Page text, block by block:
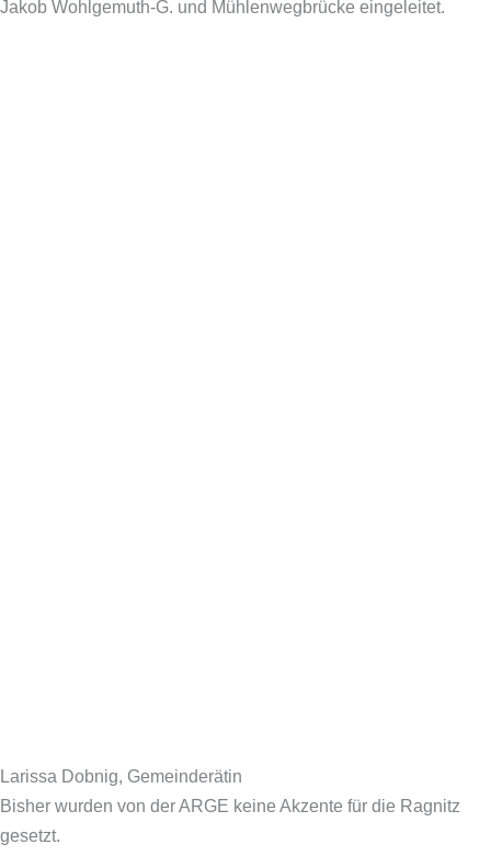
Jakob Wohlgemuth-G. und Mühlenwegbrücke eingeleitet.
Larissa Dobnig, Gemeinderätin
Bisher wurden von der ARGE keine Akzente für die Ragnitz
gesetzt.